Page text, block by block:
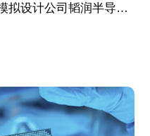
拟设计公司韬润半导体